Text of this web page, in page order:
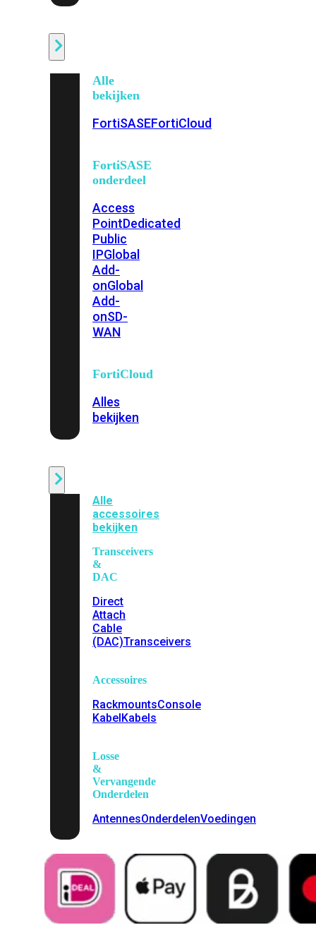
Alle
bekijken
FortiSASEFortiCloud
FortiSASE
onderdeel
Access
PointDedicated
Public
IPGlobal
Add-
onGlobal
Add-
onSD-
WAN
FortiCloud
Alles
bekijken
Alle
accessoires
bekijken
Transceivers
&
DAC
Direct
Attach
Cable
(DAC)Transceivers
Accessoires
RackmountsConsole
KabelKabels
Losse
&
Vervangende
Onderdelen
AntennesOnderdelenVoedingen